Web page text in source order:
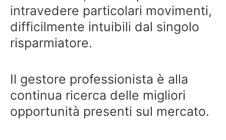
intravedere particolari movimenti,
difficilmente intuibili dal singolo
risparmiatore.
Il gestore professionista è alla
continua ricerca delle migliori
opportunità presenti sul mercato.